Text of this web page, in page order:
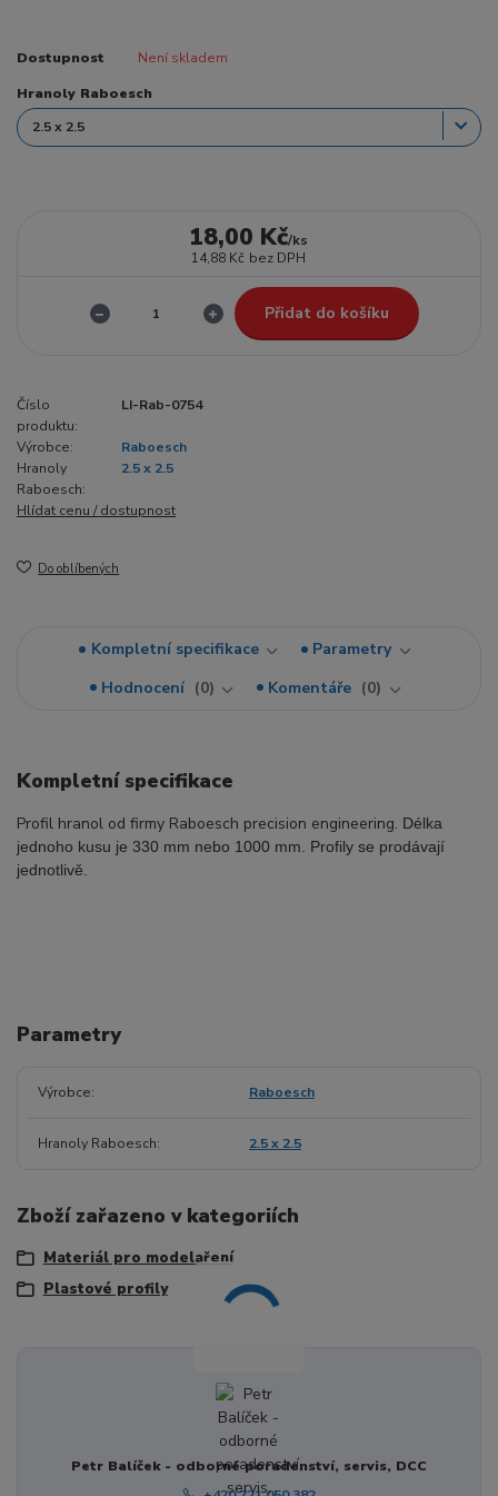
Dostupnost Není skladem
Hranoly Raboesch
18,00 Kč/ks
14,88 Kč bez DPH
Přidat do košíku
Číslo
produktu:
LI-Rab-0754
Výrobce:
Raboesch
Hranoly
Raboesch:
2.5 x 2.5
Hlídat cenu / dostupnost
Do oblíbených
Kompletní specifikace
Parametry
Hodnocení
0 Komentáře 0
Kompletní specifikace
Profil hranol od firmy Raboesch precision engineering. Délka
jednoho kusu je 330 mm nebo 1000 mm. Profily se prodávají
jednotlivě.
Parametry
Výrobce Raboesch
Hranoly Raboesch 2.5 x 2.5
Zboží zařazeno v kategoriích
Materiál pro modelaření
Plastové profily
Petr Balíček - odborné poradenství, servis, DCC